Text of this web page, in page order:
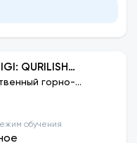
QURILISH
VA
CHIQARISH
горно-
обучения